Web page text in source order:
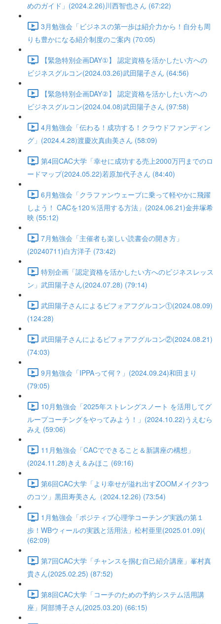
めのガイド」(2024.2.26)川西智也さん (67:22)
3月勉強会「ビジネスの第一歩は紹介力から！自分も周
りも豊かになる紹介制度のご案内 (70:05)
【緊急特別企画DAY①】 認定資格を活かしたい方への
ビジネスグルコン(2024.03.26)武田陽子さん (64:56)
【緊急特別企画DAY②】 認定資格を活かしたい方への
ビジネスグルコン(2024.04.08)武田陽子さん (97:58)
4月勉強会「伝わる！成功する！クラウドファンディン
グ」(2024.4.28)渡慶次真由美さん (58:09)
第4回CAC大学「幸せに成功する売上2000万円までのロ
ードマップ(2024.05.22)若原加代子さん (84:40)
6月勉強会「クラファンウェーブに乗って軽やかに飛躍
しよう！ CACを120％活用する方法」(2024.06.21)金井塚希
映 (55:12)
7月勉強会「主催者も楽しい読書会の開き方」
(20240711)白方洋子 (73:42)
特別企画「認定資格を活かしたい方へのビジネスレッス
ン」武田陽子さん(2024.07.28) (79:14)
武田陽子さんによるビフォアフグルコン①(2024.08.09)
(124:28)
武田陽子さんによるビフォアフグルコン②(2024.08.21)
(74:03)
9月勉強会「IPPAって何？」(2024.09.24)和田まり
(79:05)
10月勉強会「2025年ストレングスノート を活用してグ
ループコーチングをやってみよう！」(2024.10.22)うえむら
みえ (59:06)
11月勉強会「CACでできること＆新講座の構想」
(2024.11.28)きえ＆みほこ (69:16)
第6回CAC大学「より幸せが溢れ出すZOOMメイク3つ
のコツ」黒田寿美さん（2024.12.26) (73:54)
1月勉強会「ポジティブ心理学コーチング実践の第１
歩！WBウィールの実践と活用法」松村亜里(2025.01.09)(
(62:09)
第7回CAC大学「チャンスを掴む自己紹介講座」峯村真
貴さん(2025.02.25) (87:52)
第8回CAC大学「コーチのための予約システム活用講
座」阿部博子さん(2025.03.20) (66:15)